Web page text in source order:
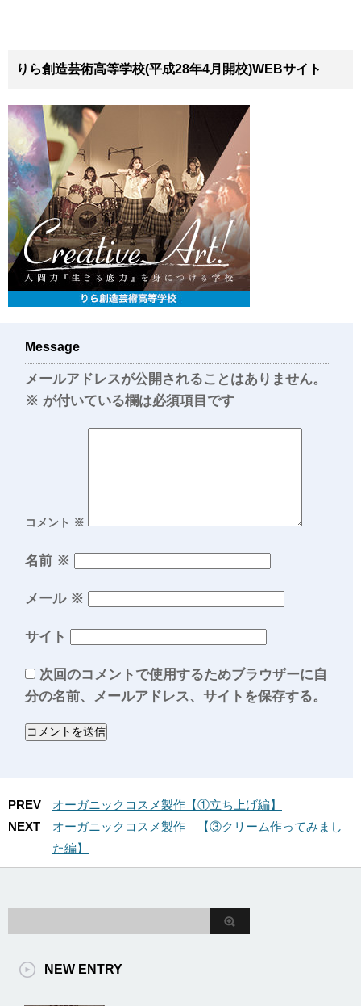
りら創造芸術高等学校(平成28年4月開校)WEBサイト
Message
メールアドレスが公開されることはありません。
※ が付いている欄は必須項目です
コメント ※
名前 ※
メール ※
サイト
次回のコメントで使用するためブラウザーに自
分の名前、メールアドレス、サイトを保存する。
PREV
オーガニックコスメ製作【①立ち上げ編】
NEXT
オーガニックコスメ製作 【③クリーム作ってみまし
た編】
NEW ENTRY